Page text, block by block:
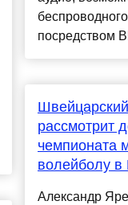
посредством
рассмотрит
чемпионата
волейболу в
Александр